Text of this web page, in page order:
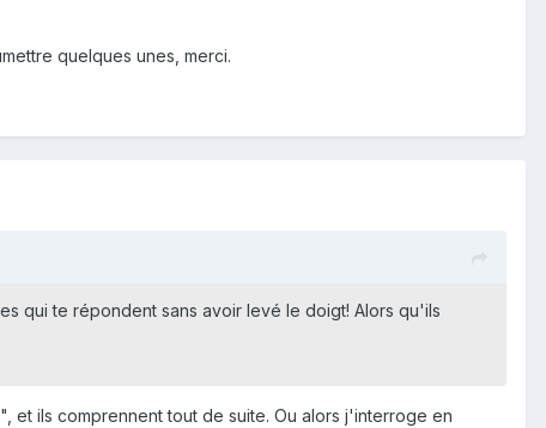
quelques unes, merci.
qui te répondent sans avoir levé le doigt! Alors qu'ils
et ils comprennent tout de suite. Ou alors j'interroge en